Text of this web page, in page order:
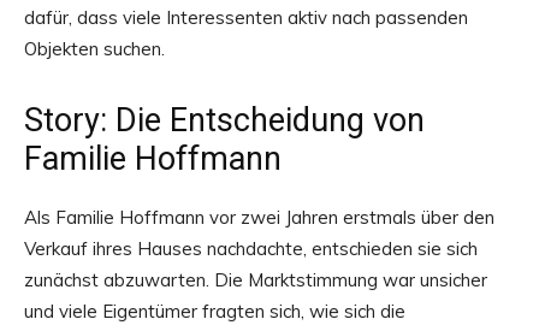
dafür, dass viele Interessenten aktiv nach passenden
Objekten suchen.
Story: Die Entscheidung von
Familie Hoffmann
Als Familie Hoffmann vor zwei Jahren erstmals über den
Verkauf ihres Hauses nachdachte, entschieden sie sich
zunächst abzuwarten. Die Marktstimmung war unsicher
und viele Eigentümer fragten sich, wie sich die